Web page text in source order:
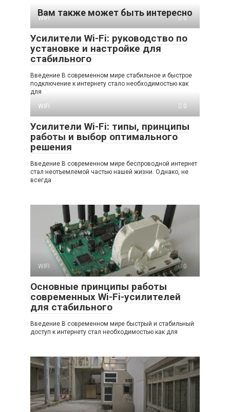
Вам также может быть интересно
WIFI 0
Усилители Wi-Fi: руководство по
установке и настройке для
стабильного
Введение В современном мире стабильное и быстрое
подключение к интернету стало необходимостью как
для
WIFI
0
Усилители Wi-Fi: типы, принципы
работы и выбор оптимального
решения
Введение В современном мире беспроводной интернет
стал неотъемлемой частью нашей жизни. Однако, не
всегда
WIFI 0
Основные принципы работы
современных Wi-Fi-усилителей
для стабильного
Введение В современном мире быстрый и стабильный
доступ к интернету стал необходимостью как для